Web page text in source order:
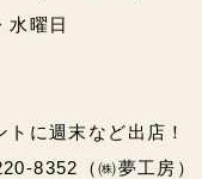
曜日
に週末など出店！
8352（㈱夢工房）